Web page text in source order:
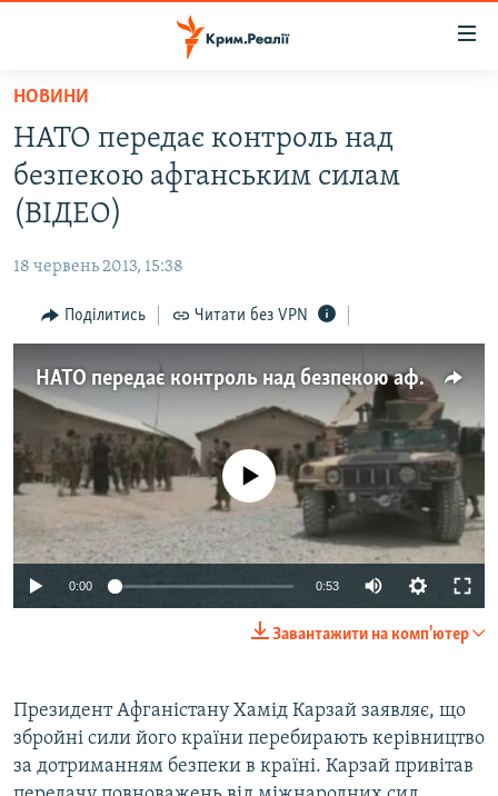
Перейти
основного
матеріалу
Перейти
до
основної
навігації
Перейти
до
пошуку
ВОДА.КРИМ
ВІДЕО ТА ФОТО
БЛОГИ
ПОГЛЯД
ВСЕ ЗА ДЕНЬ
СПЕЦПРОЕКТИ
ДЕПОРТАЦІЯ
ВІДЕОУРОКИ «ELIFBE»
СВІДЧЕННЯ ОКУПАЦІЇ
УКРАЇНСЬКА ПРОБЛЕМА КРИМУ
ЯК ОБІЙТИ БЛОКУВАННЯ
Русский
Qırımtatar
Усі сайти RFE/RL
НОВИНИ
НАТО передає контроль над
безпекою афганським силам
(ВІДЕО)
18 червень 2013, 15:38
Поділитись Читати без VPN
НАТО передає контроль над безпекою афганським силам
No media source currently available
0:00 0:53
Завантажити на комп'ютер
Президент Афганістану Хамід Карзай заявляє, що
збройні сили його країни перебирають керівництво
за дотриманням безпеки в країні. Карзай привітав